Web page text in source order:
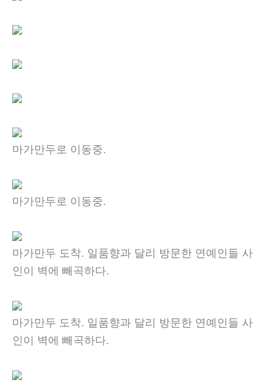
마가만두로 이동중.
마가만두로 이동중.
마가만두 도착. 일품향과 달리 방문한 연예인들 사
인이 벽에 빼곡하다.
마가만두 도착. 일품향과 달리 방문한 연예인들 사
인이 벽에 빼곡하다.